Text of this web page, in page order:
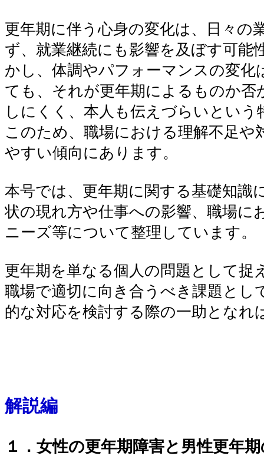
更年期に伴う心身の変化は、日々の
ず、就業継続にも影響を及ぼす可能
かし、体調やパフォーマンスの変化
ても、それが更年期によるものか否
しにくく、本人も伝えづらいという
このため、職場における理解不足や
やすい傾向にあります。
本号では、更年期に関する基礎知識
状の現れ方や仕事への影響、職場に
ニーズ等について整理しています。
更年期を単なる個人の問題として捉
職場で適切に向き合うべき課題とし
的な対応を検討する際の一助となれ
解説編
１．女性の更年期障害と男性更年